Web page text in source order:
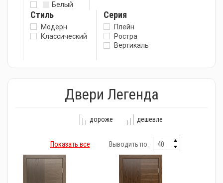
Белый
Стиль
Модерн
Классический
Серия
Плейн
Ростра
Вертикаль
Двери Легенда
дороже дешевле
Показать все Выводить по: